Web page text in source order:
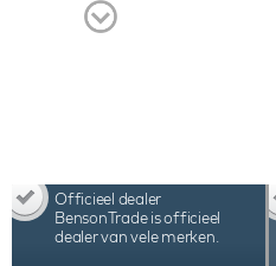
chique lederen etui met
Officieel dealer
BensonTrade is officieel
dealer van vele merken.